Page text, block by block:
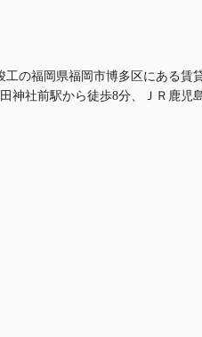
工の福岡県福岡市博多区にある
神社前駅から徒歩8分、ＪＲ鹿児